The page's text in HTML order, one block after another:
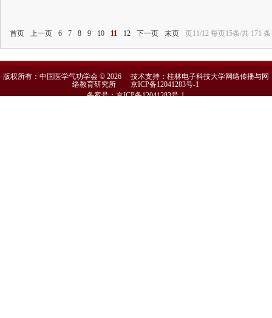
首页 上一页 6 7 8 9 10 11 12 下一页 末页 页11/12 每页15条/共 171 条
版权所有：中国医学气功学会 © 2026 技术支持：桂林电子科技大学网络传播与网
络教育研究所京ICP备12041283号-1
备案号：京ICP备12041283号-1